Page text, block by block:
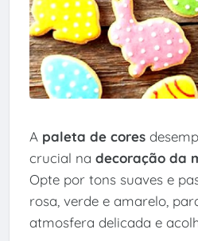
A paleta de cores
crucial na decoração da
Opte por tons suaves e
rosa, verde e amarelo,
atmosfera delicada e